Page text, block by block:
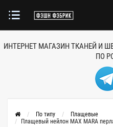
ИНТЕРНЕТ МАГАЗИН ТКАНЕЙ И
ПО
По типу
Плащевые
Плащевый нейлон MAX MARA